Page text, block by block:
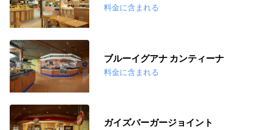
料金に含まれる
ブルーイグアナ カンティーナ
料金に含まれる
ガイズバーガージョイント